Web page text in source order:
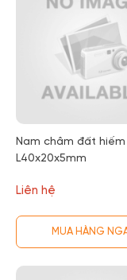
Nam châm đất hiếm
L40x20x5mm
Liên hệ
MUA HÀNG